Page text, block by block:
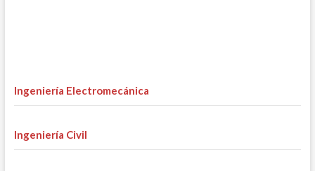
Ingeniería Electromecánica
Ingeniería Civil